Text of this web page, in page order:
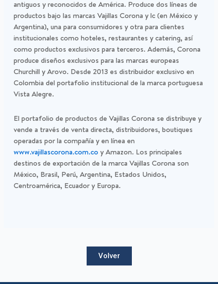
antiguos y reconocidos de América. Produce dos líneas de
productos bajo las marcas Vajillas Corona y lc (en México y
Argentina), una para consumidores y otra para clientes
institucionales como hoteles, restaurantes y catering, así
como productos exclusivos para terceros. Además, Corona
produce diseños exclusivos para las marcas europeas
Churchill y Arovo. Desde 2013 es distribuidor exclusivo en
Colombia del portafolio institucional de la marca portuguesa
Vista Alegre.
El portafolio de productos de Vajillas Corona se distribuye y
vende a través de venta directa, distribuidores, boutiques
operadas por la compañía y en línea en
www.vajillascorona.com.coy Amazon. Los principales
destinos de exportación de la marca Vajillas Corona son
México, Brasil, Perú, Argentina, Estados Unidos,
Centroamérica, Ecuador y Europa.
Volver